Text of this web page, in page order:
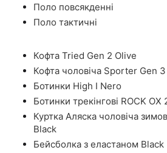
Поло повсякденні
Поло тактичні
Кофта Tried Gen 2 Olive
Кофта чоловіча Sporter Gen
Ботинки High I Nero
Ботинки трекінгові ROCK OX
Куртка Аляска чоловіча
Black
Бейсболка з еластаном Black